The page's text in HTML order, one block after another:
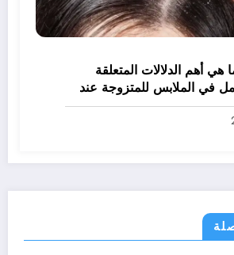
أهم الدلالات المتعلقة
في الملابس للمتزوجة عند